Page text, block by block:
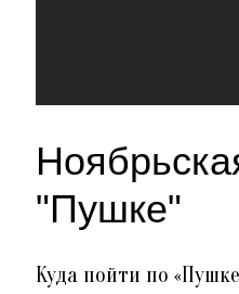
"Пушке"
Куда пойти по